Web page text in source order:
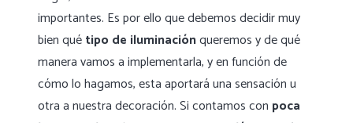
importantes. Es por ello que debemos decidir muy
bien quétipo de iluminaciónqueremos y de qué
manera vamos a implementarla, y en función de
cómo lo hagamos, esta aportará una sensación u
otra a nuestra decoración. Si contamos con poca